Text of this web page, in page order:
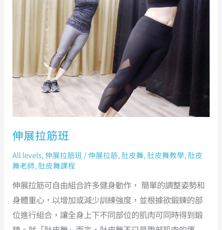
伸展拉筋班
All levels,伸展拉筋班 /伸展拉筋, 肚皮舞, 肚皮舞教學, 肚皮
舞老師, 肚皮舞課程
伸展拉筋可自由組合許多健身動作， 簡單的調整姿勢和
身體重心，以增加或減少訓練強度，並根據欲鍛鍊的部
位進行組合，讓全身上下不同部位的肌肉可同時得到鍛